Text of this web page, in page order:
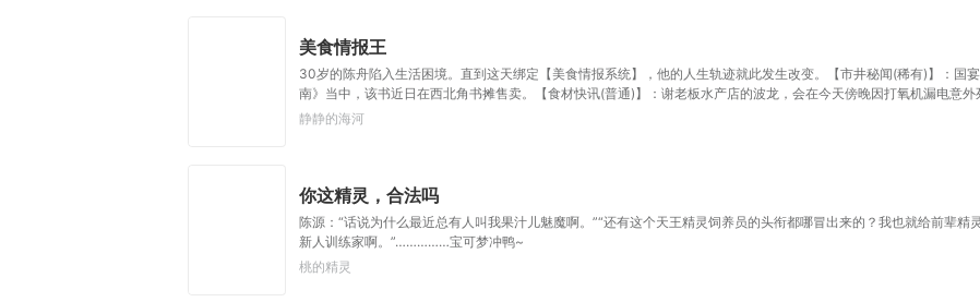
美食情报王
30岁的陈舟陷入生活困境。直到这天绑定【美食情报系统】，他的人生轨迹就此发生改变。【市井秘闻(稀有)】：国
南》当中，该书近日在西北角书摊售卖。【食材快讯(普通)】：谢老板水产店的波龙，会在今天傍晚因打氧机漏电意
最近因为城管要求合并摊位，打算便宜出售自己的小吃车。【食客动态(稀有)】：潜逃半年的通缉犯王xx，决定光顾
静静的海河
你这精灵，合法吗
陈源：“话说为什么最近总有人叫我果汁儿魅魔啊。”“还有这个天王精灵饲养员的头衔都哪冒出来的？我也就给前辈
新人训练家啊。”……………宝可梦冲鸭~
桃的精灵